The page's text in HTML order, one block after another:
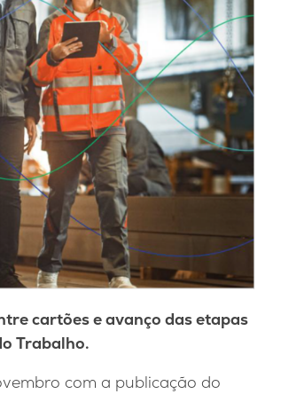
cartões e avanço das etapas
Trabalho.
com a publicação do